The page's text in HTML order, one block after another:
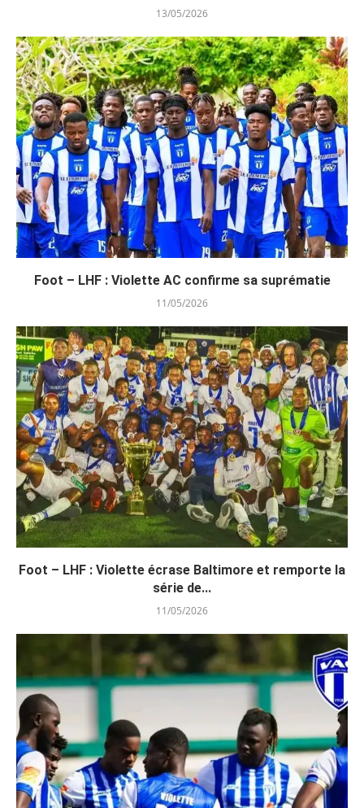
13/05/2026
Foot – LHF : Violette AC confirme sa suprématie
11/05/2026
Foot – LHF : Violette écrase Baltimore et remporte la
série de...
11/05/2026